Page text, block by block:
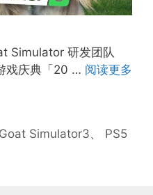
Simulator 研发团队
戏庆典「20 … 阅读更多
Goat Simulator3、 PS5